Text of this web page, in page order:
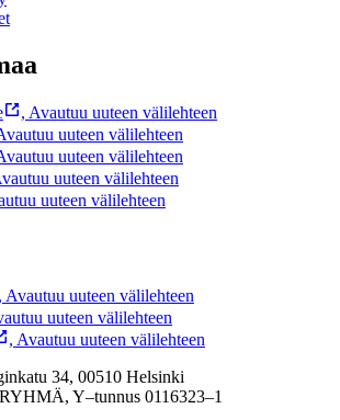
, Avautuu uuteen välilehteen
uuteen välilehteen
uuteen välilehteen
uuteen välilehteen
uuteen välilehteen
, Avautuu uuteen välilehteen
uuteen välilehteen
, Avautuu uuteen välilehteen
34, 00510 Helsinki
Y–tunnus 0116323–1